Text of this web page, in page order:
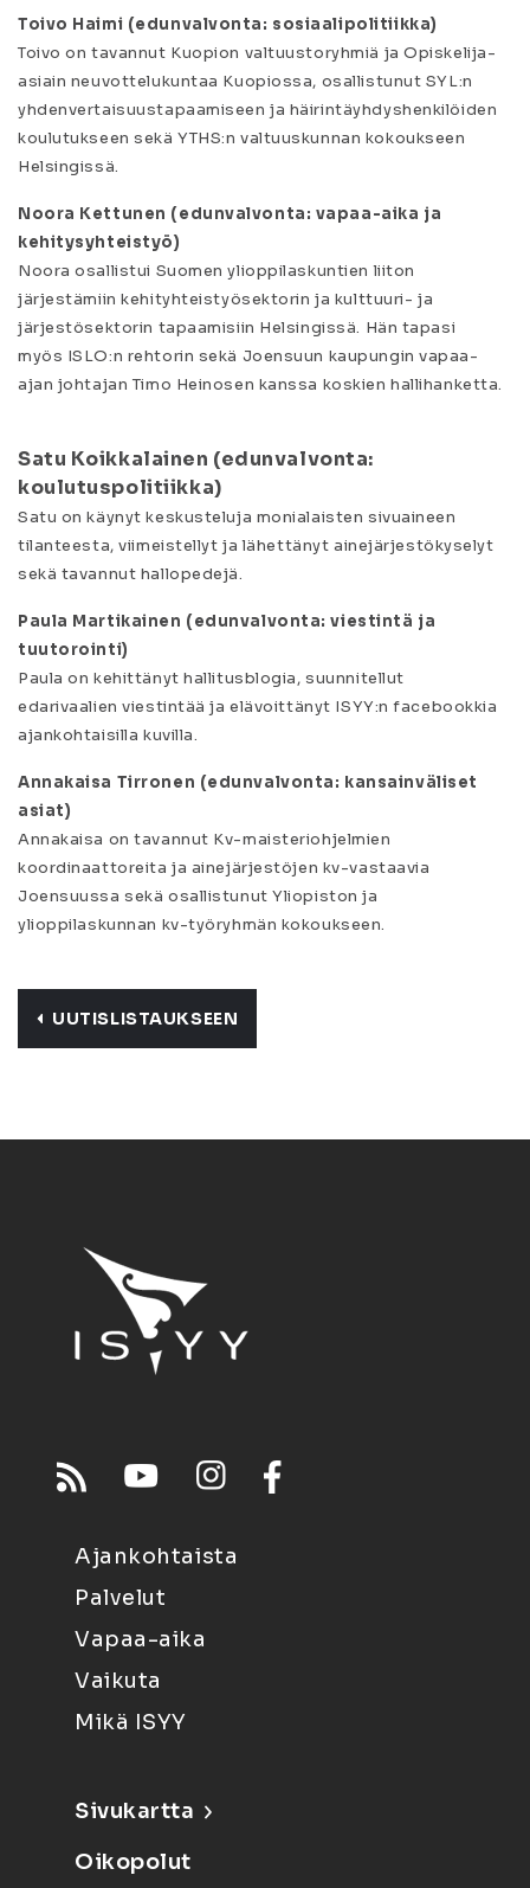
Toivo Haimi (edunvalvonta: sosiaalipolitiikka)
Toivo on tavannut Kuopion valtuustoryhmiä ja Opiskelija-
asiain neuvottelukuntaa Kuopiossa, osallistunut SYL:n
yhdenvertaisuustapaamiseen ja häirintäyhdyshenkilöiden
koulutukseen sekä YTHS:n valtuuskunnan kokoukseen
Helsingissä.
Noora Kettunen (edunvalvonta: vapaa-aika ja
kehitysyhteistyö)
Noora osallistui Suomen ylioppilaskuntien liiton
järjestämiin kehityhteistyösektorin ja kulttuuri- ja
järjestösektorin tapaamisiin Helsingissä. Hän tapasi
myös ISLO:n rehtorin sekä Joensuun kaupungin vapaa-
ajan johtajan Timo Heinosen kanssa koskien hallihanketta.
Satu Koikkalainen (edunvalvonta:
koulutuspolitiikka)
Satu on käynyt keskusteluja monialaisten sivuaineen
tilanteesta, viimeistellyt ja lähettänyt ainejärjestökyselyt
sekä tavannut hallopedejä.
Paula Martikainen (edunvalvonta: viestintä ja
tuutorointi)
Paula on kehittänyt hallitusblogia, suunnitellut
edarivaalien viestintää ja elävoittänyt ISYY:n facebookkia
ajankohtaisilla kuvilla.
Annakaisa Tirronen (edunvalvonta: kansainväliset
asiat)
Annakaisa on tavannut Kv-maisteriohjelmien
koordinaattoreita ja ainejärjestöjen kv-vastaavia
Joensuussa sekä osallistunut Yliopiston ja
ylioppilaskunnan kv-työryhmän kokoukseen.
UUTISLISTAUKSEEN
Ajankohtaista
Palvelut
Vapaa-aika
Vaikuta
Mikä ISYY
Sivukartta
Oikopolut